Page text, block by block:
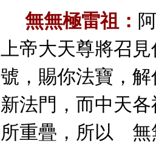
無無極雷祖：
上帝大天尊將召
號，賜你法寶，
新法門，而中天
所重疊，所以 無